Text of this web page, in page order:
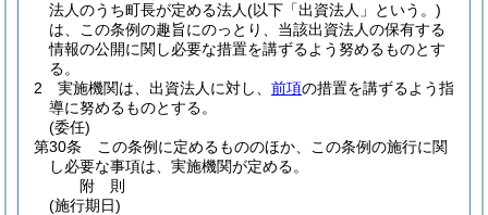
法人のうち町長が定める法人(以下「出資法人」という。)
は、この条例の趣旨にのっとり、当該出資法人の保有する
情報の公開に関し必要な措置を講ずるよう努めるものとす
る。
2
実施機関は、出資法人に対し、 前項の措置を講ずるよう指
導に努めるものとする。
(委任)
第30条
この条例に定めるもののほか、この条例の施行に関
し必要な事項は、実施機関が定める。
附 則
(施行期日)